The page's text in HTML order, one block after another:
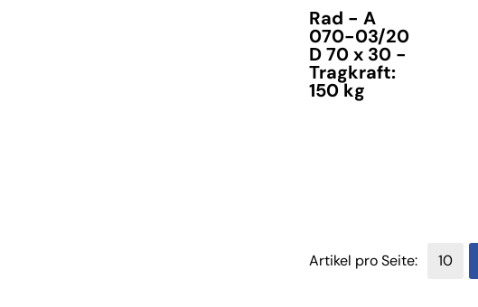
Rad - A
070-03/20
D 70 x 30 -
Tragkraft:
150 kg
Artikel pro Seite: 10